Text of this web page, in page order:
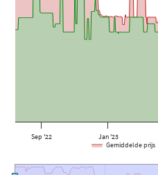
Sep '22 Jan '23
Gemiddelde prijs